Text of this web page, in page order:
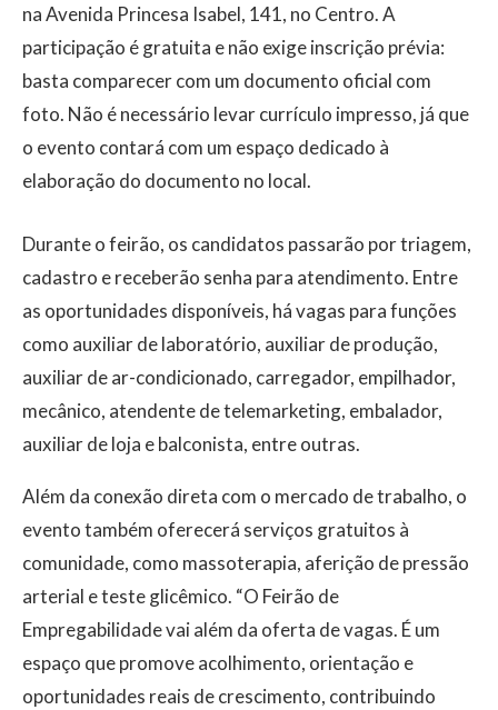
na Avenida Princesa Isabel, 141, no Centro. A
participação é gratuita e não exige inscrição prévia:
basta comparecer com um documento oficial com
foto. Não é necessário levar currículo impresso, já que
o evento contará com um espaço dedicado à
elaboração do documento no local.
Durante o feirão, os candidatos passarão por triagem,
cadastro e receberão senha para atendimento. Entre
as oportunidades disponíveis, há vagas para funções
como auxiliar de laboratório, auxiliar de produção,
auxiliar de ar-condicionado, carregador, empilhador,
mecânico, atendente de telemarketing, embalador,
auxiliar de loja e balconista, entre outras.
Além da conexão direta com o mercado de trabalho, o
evento também oferecerá serviços gratuitos à
comunidade, como massoterapia, aferição de pressão
arterial e teste glicêmico. “O Feirão de
Empregabilidade vai além da oferta de vagas. É um
espaço que promove acolhimento, orientação e
oportunidades reais de crescimento, contribuindo